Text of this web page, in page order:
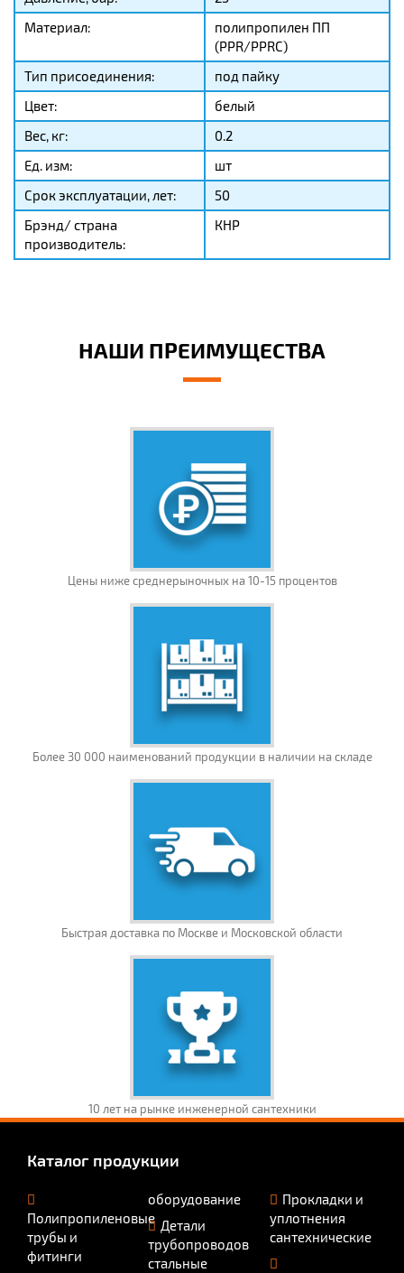
Материал:
полипропилен ПП
(PPR/PPRC)
Тип присоединения:
под пайку
Цвет:
белый
Вес, кг:
0.2
Ед. изм:
шт
Срок эксплуатации, лет:
50
Брэнд/ страна
производитель:
КНР
НАШИ ПРЕИМУЩЕСТВА
Цены ниже среднерыночных на 10-15 процентов
Более 30 000 наименований продукции в наличии на складе
Быстрая доставка по Москве и Московской области
10 лет на рынке инженерной сантехники
Каталог продукции
Полипропиленовые
трубы и
фитинги
оборудование
Детали
трубопроводов
стальные
Прокладки и
уплотнения
сантехнические